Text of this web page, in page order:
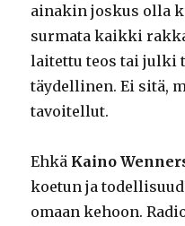
ainakin joskus olla
surmata kaikki
laitettu teos tai julki
täydellinen. Ei sitä,
tavoitellut.
Ehkä Kaino
koetun ja
omaan kehoon.